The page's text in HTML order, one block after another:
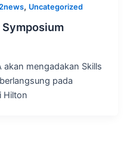
, Uncategorized
akan mengadakan Skills
pada
Hilton